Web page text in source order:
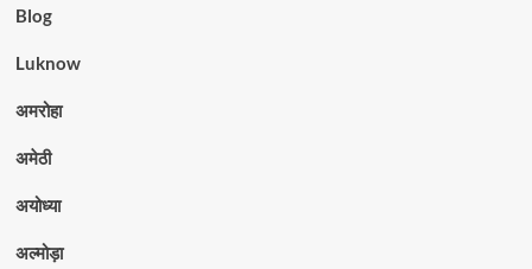
Blog
Luknow
अमरोहा
अमेठी
अयोध्या
अल्मोड़ा